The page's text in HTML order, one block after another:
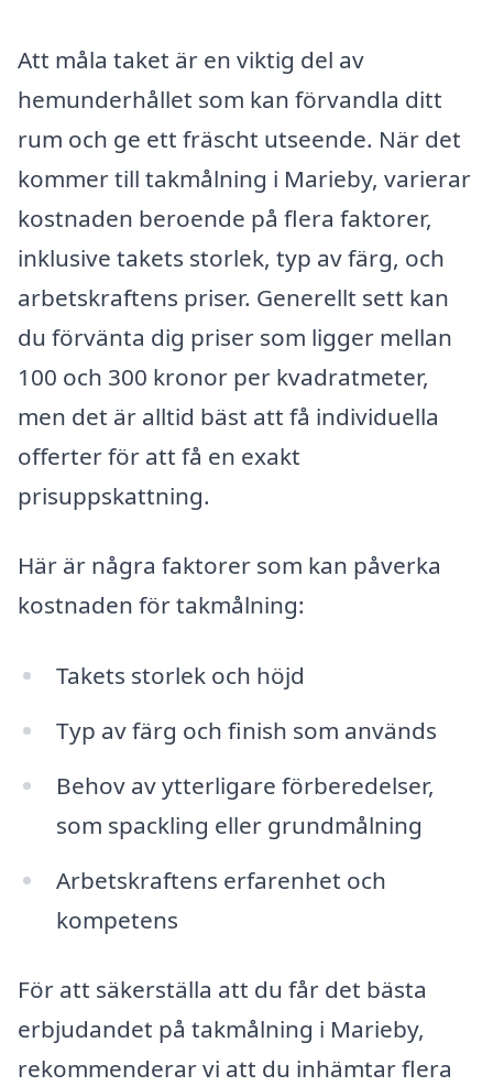
Att måla taket är en viktig del av
hemunderhållet som kan förvandla ditt
rum och ge ett fräscht utseende. När det
kommer till takmålning i Marieby, varierar
kostnaden beroende på flera faktorer,
inklusive takets storlek, typ av färg, och
arbetskraftens priser. Generellt sett kan
du förvänta dig priser som ligger mellan
100 och 300 kronor per kvadratmeter,
men det är alltid bäst att få individuella
offerter för att få en exakt
prisuppskattning.
Här är några faktorer som kan påverka
kostnaden för takmålning:
Takets storlek och höjd
Typ av färg och finish som används
Behov av ytterligare förberedelser,
som spackling eller grundmålning
Arbetskraftens erfarenhet och
kompetens
För att säkerställa att du får det bästa
erbjudandet på takmålning i Marieby,
rekommenderar vi att du inhämtar flera